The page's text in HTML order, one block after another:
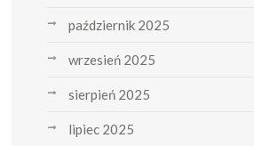
październik 2025
wrzesień 2025
sierpień 2025
lipiec 2025